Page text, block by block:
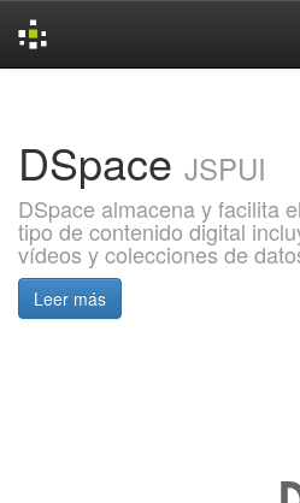
DSpace JSPUI
DSpace almacena y facilita
tipo de contenido digital
vídeos y colecciones de
Leer más